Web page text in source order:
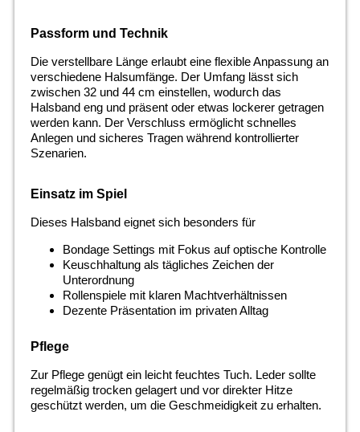
Passform und Technik
Die verstellbare Länge erlaubt eine flexible Anpassung an
verschiedene Halsumfänge. Der Umfang lässt sich
zwischen 32 und 44 cm einstellen, wodurch das
Halsband eng und präsent oder etwas lockerer getragen
werden kann. Der Verschluss ermöglicht schnelles
Anlegen und sicheres Tragen während kontrollierter
Szenarien.
Einsatz im Spiel
Dieses Halsband eignet sich besonders für
Bondage Settings mit Fokus auf optische Kontrolle
Keuschhaltung als tägliches Zeichen der
Unterordnung
Rollenspiele mit klaren Machtverhältnissen
Dezente Präsentation im privaten Alltag
Pflege
Zur Pflege genügt ein leicht feuchtes Tuch. Leder sollte
regelmäßig trocken gelagert und vor direkter Hitze
geschützt werden, um die Geschmeidigkeit zu erhalten.